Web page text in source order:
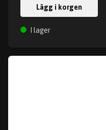
Lägg i korgen
I lager